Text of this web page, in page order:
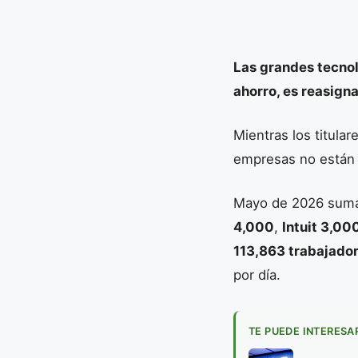
Las grandes
ahorro, es
Mientras los
empresas no
Mayo de 2026
4,000, Intuit
113,863
por día.
TE PUEDE